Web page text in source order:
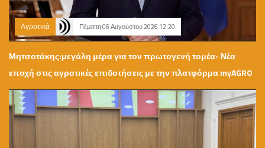
Αγροτικά Πέμπτη 06 Αυγούστου 2026 12:20
Μητσοτάκης:μεγάλη μέρα για τον πρωτογενή τομέα- Νέα
εποχή στις αγροτικές επιδοτήσεις με την πλατφόρμα myAGRO